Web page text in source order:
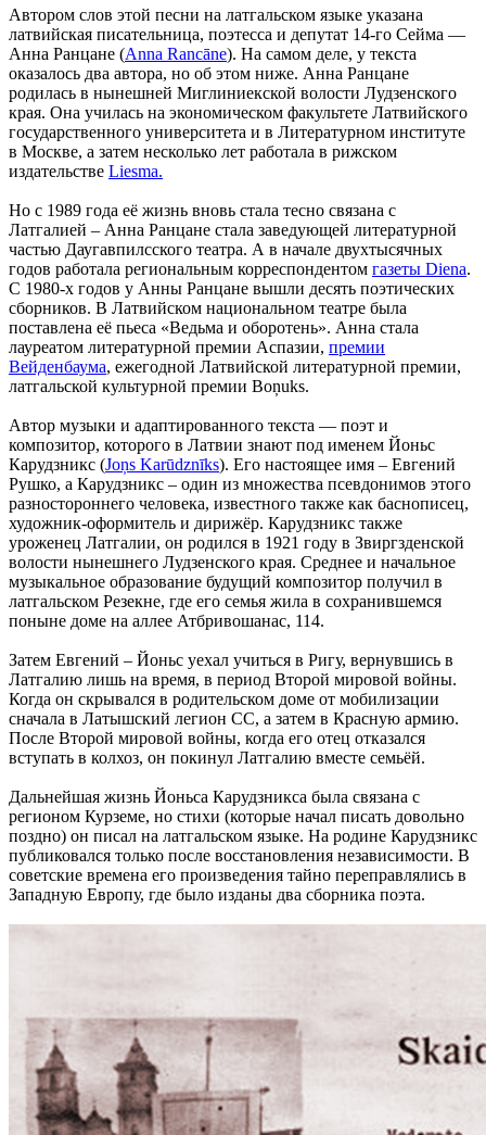
Автором слов этой песни на латгальском языке указана
латвийская писательница, поэтесса и депутат 14-го Сейма —
Анна Ранцане (Anna Rancāne). На самом деле, у текста
оказалось два автора, но об этом ниже. Анна Ранцане
родилась в нынешней Миглиниекской волости Лудзенского
края. Она училась на экономическом факультете Латвийского
государственного университета и в Литературном институте
в Москве, а затем несколько лет работала в рижском
издательстве Liesma.
Но с 1989 года её жизнь вновь стала тесно связана с
Латгалией – Анна Ранцане стала заведующей литературной
частью Даугавпилсского театра. А в начале двухтысячных
годов работала региональным корреспондентом газеты Diena.
С 1980-х годов у Анны Ранцане вышли десять поэтических
сборников. В Латвийском национальном театре была
поставлена её пьеса «Ведьма и оборотень». Анна стала
лауреатом литературной премии Аспазии, премии
Вейденбаума, ежегодной Латвийской литературной премии,
латгальской культурной премии Boņuks.
Автор музыки и адаптированного текста — поэт и
композитор, которого в Латвии знают под именем Йоньс
Карудзникс (Joņs Karūdznīks). Его настоящее имя – Евгений
Рушко, а Карудзникс – один из множества псевдонимов этого
разностороннего человека, известного также как баснописец,
художник-оформитель и дирижёр. Карудзникс также
уроженец Латгалии, он родился в 1921 году в Звиргзденской
волости нынешнего Лудзенского края. Среднее и начальное
музыкальное образование будущий композитор получил в
латгальском Резекне, где его семья жила в сохранившемся
поныне доме на аллее Атбривошанас, 114.
Затем Евгений – Йоньс уехал учиться в Ригу, вернувшись в
Латгалию лишь на время, в период Второй мировой войны.
Когда он скрывался в родительском доме от мобилизации
сначала в Латышский легион СС, а затем в Красную армию.
После Второй мировой войны, когда его отец отказался
вступать в колхоз, он покинул Латгалию вместе семьёй.
Дальнейшая жизнь Йоньса Карудзникса была связана с
регионом Курземе, но стихи (которые начал писать довольно
поздно) он писал на латгальском языке. На родине Карудзникс
публиковался только после восстановления независимости. В
советские времена его произведения тайно переправлялись в
Западную Европу, где было изданы два сборника поэта.